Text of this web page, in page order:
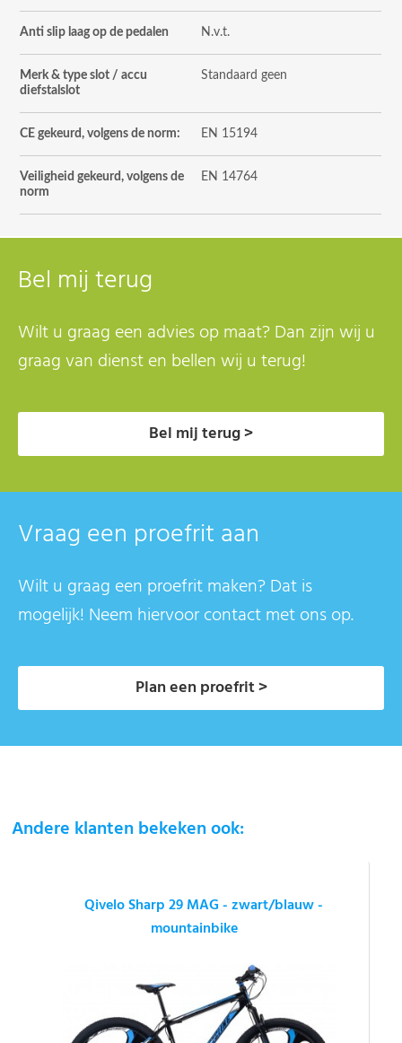
Anti slip laag op de pedalen N.v.t.
Merk & type slot / accu
diefstalslot
Standaard geen
CE gekeurd, volgens de norm: EN 15194
Veiligheid gekeurd, volgens de
norm
EN 14764
Bel mij terug
Wilt u graag een advies op maat? Dan zijn wij u
graag van dienst en bellen wij u terug!
Bel mij terug >
Vraag een proefrit aan
Wilt u graag een proefrit maken? Dat is
mogelijk! Neem hiervoor contact met ons op.
Plan een proefrit >
Andere klanten bekeken ook:
Qivelo Sharp 29 MAG - zwart/blauw -
mountainbike